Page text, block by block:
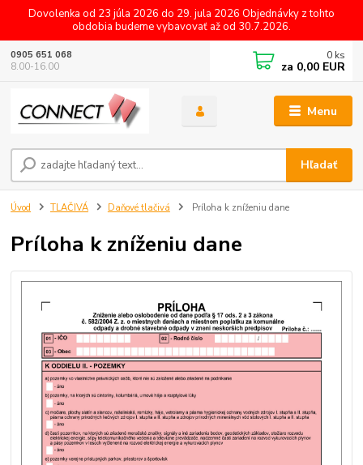
Dovolenka od 23 júla 2026 do 29. jula 2026 Objednávky z tohto
obdobia budeme vybavovať až od 30.7.2026.
Menu
Hľadať
0905 651 068
8.00-16.00
0 ks
za 0,00 EUR
Úvod TLAČIVÁ Daňové tlačivá Príloha k zníženiu dane
Príloha k zníženiu dane